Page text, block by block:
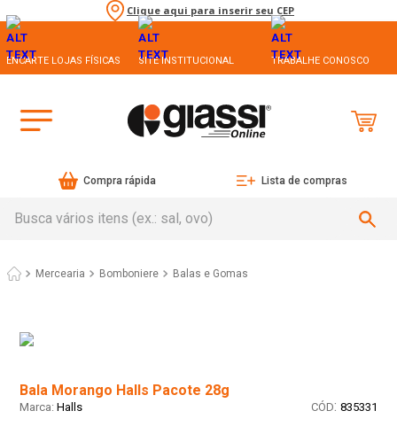
Clique aqui para inserir seu CEP
ENCARTE LOJAS FÍSICAS SITE INSTITUCIONAL TRABALHE CONOSCO
Compra rápida Lista de compras
Mercearia Bomboniere Balas e Gomas
Bala Morango Halls Pacote 28g
Halls : 835331